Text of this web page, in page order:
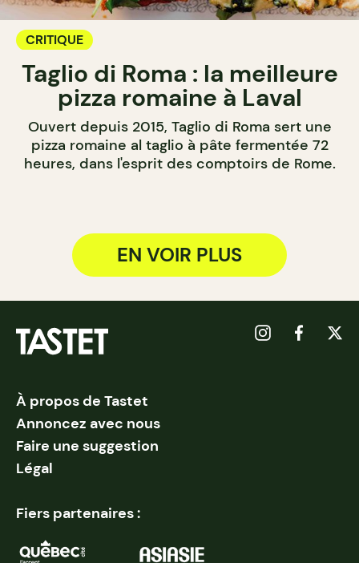
CRITIQUE
Taglio di Roma : la meilleure
pizza romaine à Laval
Ouvert depuis 2015, Taglio di Roma sert une
pizza romaine al taglio à pâte fermentée 72
heures, dans l'esprit des comptoirs de Rome.
EN VOIR PLUS
À propos de Tastet
Annoncez avec nous
Faire une suggestion
Légal
Fiers partenaires :